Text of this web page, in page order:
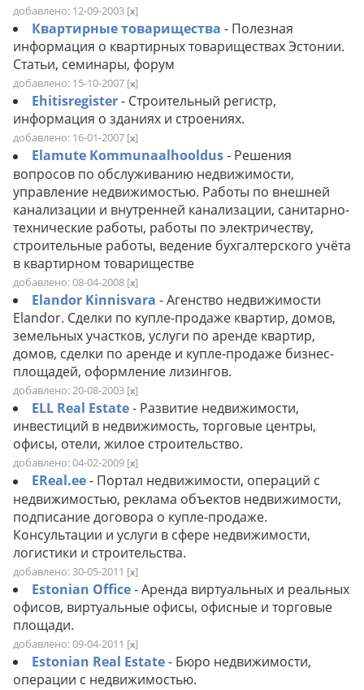
добавлено: 12-09-2003 [x]
Квартирные товарищества - Полезная
информация о квартирных товариществах Эстонии.
Статьи, семинары, форум
добавлено: 15-10-2007 [x]
Ehitisregister- Строительный регистр,
информация о зданиях и строениях.
добавлено: 16-01-2007 [x]
Elamute Kommunaalhooldus- Решения
вопросов по обслуживанию недвижимости,
управление недвижимостью. Работы по внешней
канализации и внутренней канализации, санитарно-
технические работы, работы по электричеству,
строительные работы, ведение бухгалтерского учёта
в квартирном товариществе
добавлено: 08-04-2008 [x]
Elandor Kinnisvara - Агенство недвижимости
Elandor. Сделки по купле-продаже квартир, домов,
земельных участков, услуги по аренде квартир,
домов, сделки по аренде и купле-продаже бизнес-
площадей, оформление лизингов.
добавлено: 20-08-2003 [x]
ELL Real Estate- Развитие недвижимости,
инвестиций в недвижимость, торговые центры,
офисы, отели, жилое строительство.
добавлено: 04-02-2009 [x]
EReal.ee- Портал недвижимости, операций с
недвижимостью, реклама объектов недвижимости,
подписание договора о купле-продаже.
Консультации и услуги в сфере недвижимости,
логистики и строительства.
добавлено: 30-05-2011 [x]
Estonian Office- Аренда виртуальных и реальных
офисов, виртуальные офисы, офисные и торговые
площади.
добавлено: 09-04-2011 [x]
Estonian Real Estate- Бюро недвижимости,
операции с недвижимостью.